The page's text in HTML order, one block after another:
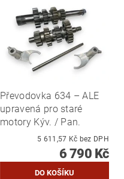
Převodovka 634 – ALE
upravená pro staré
motory Kýv. / Pan.
5 611,57 Kč bez DPH
6 790 Kč